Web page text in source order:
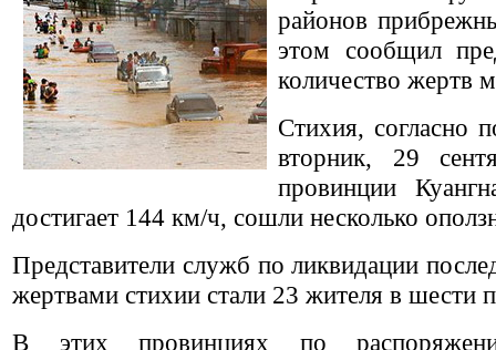
районов
этом сообщил
количество жертв
Стихия, согласно
вторник, 29
провинции
достигает 144 км/ч, сошли несколько
Представители служб по ликвидации
жертвами стихии стали 23 жителя в
В этих провинциях по